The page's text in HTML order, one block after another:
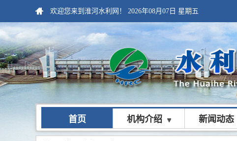
欢迎您来到淮河水利网！ 2026年08月07日 星期五
首页 机构介绍 新闻动态